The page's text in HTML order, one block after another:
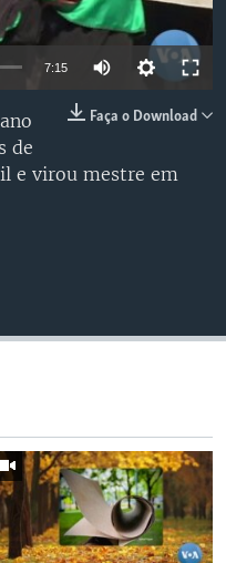
7:15
Faça o Download
de
e virou mestre em